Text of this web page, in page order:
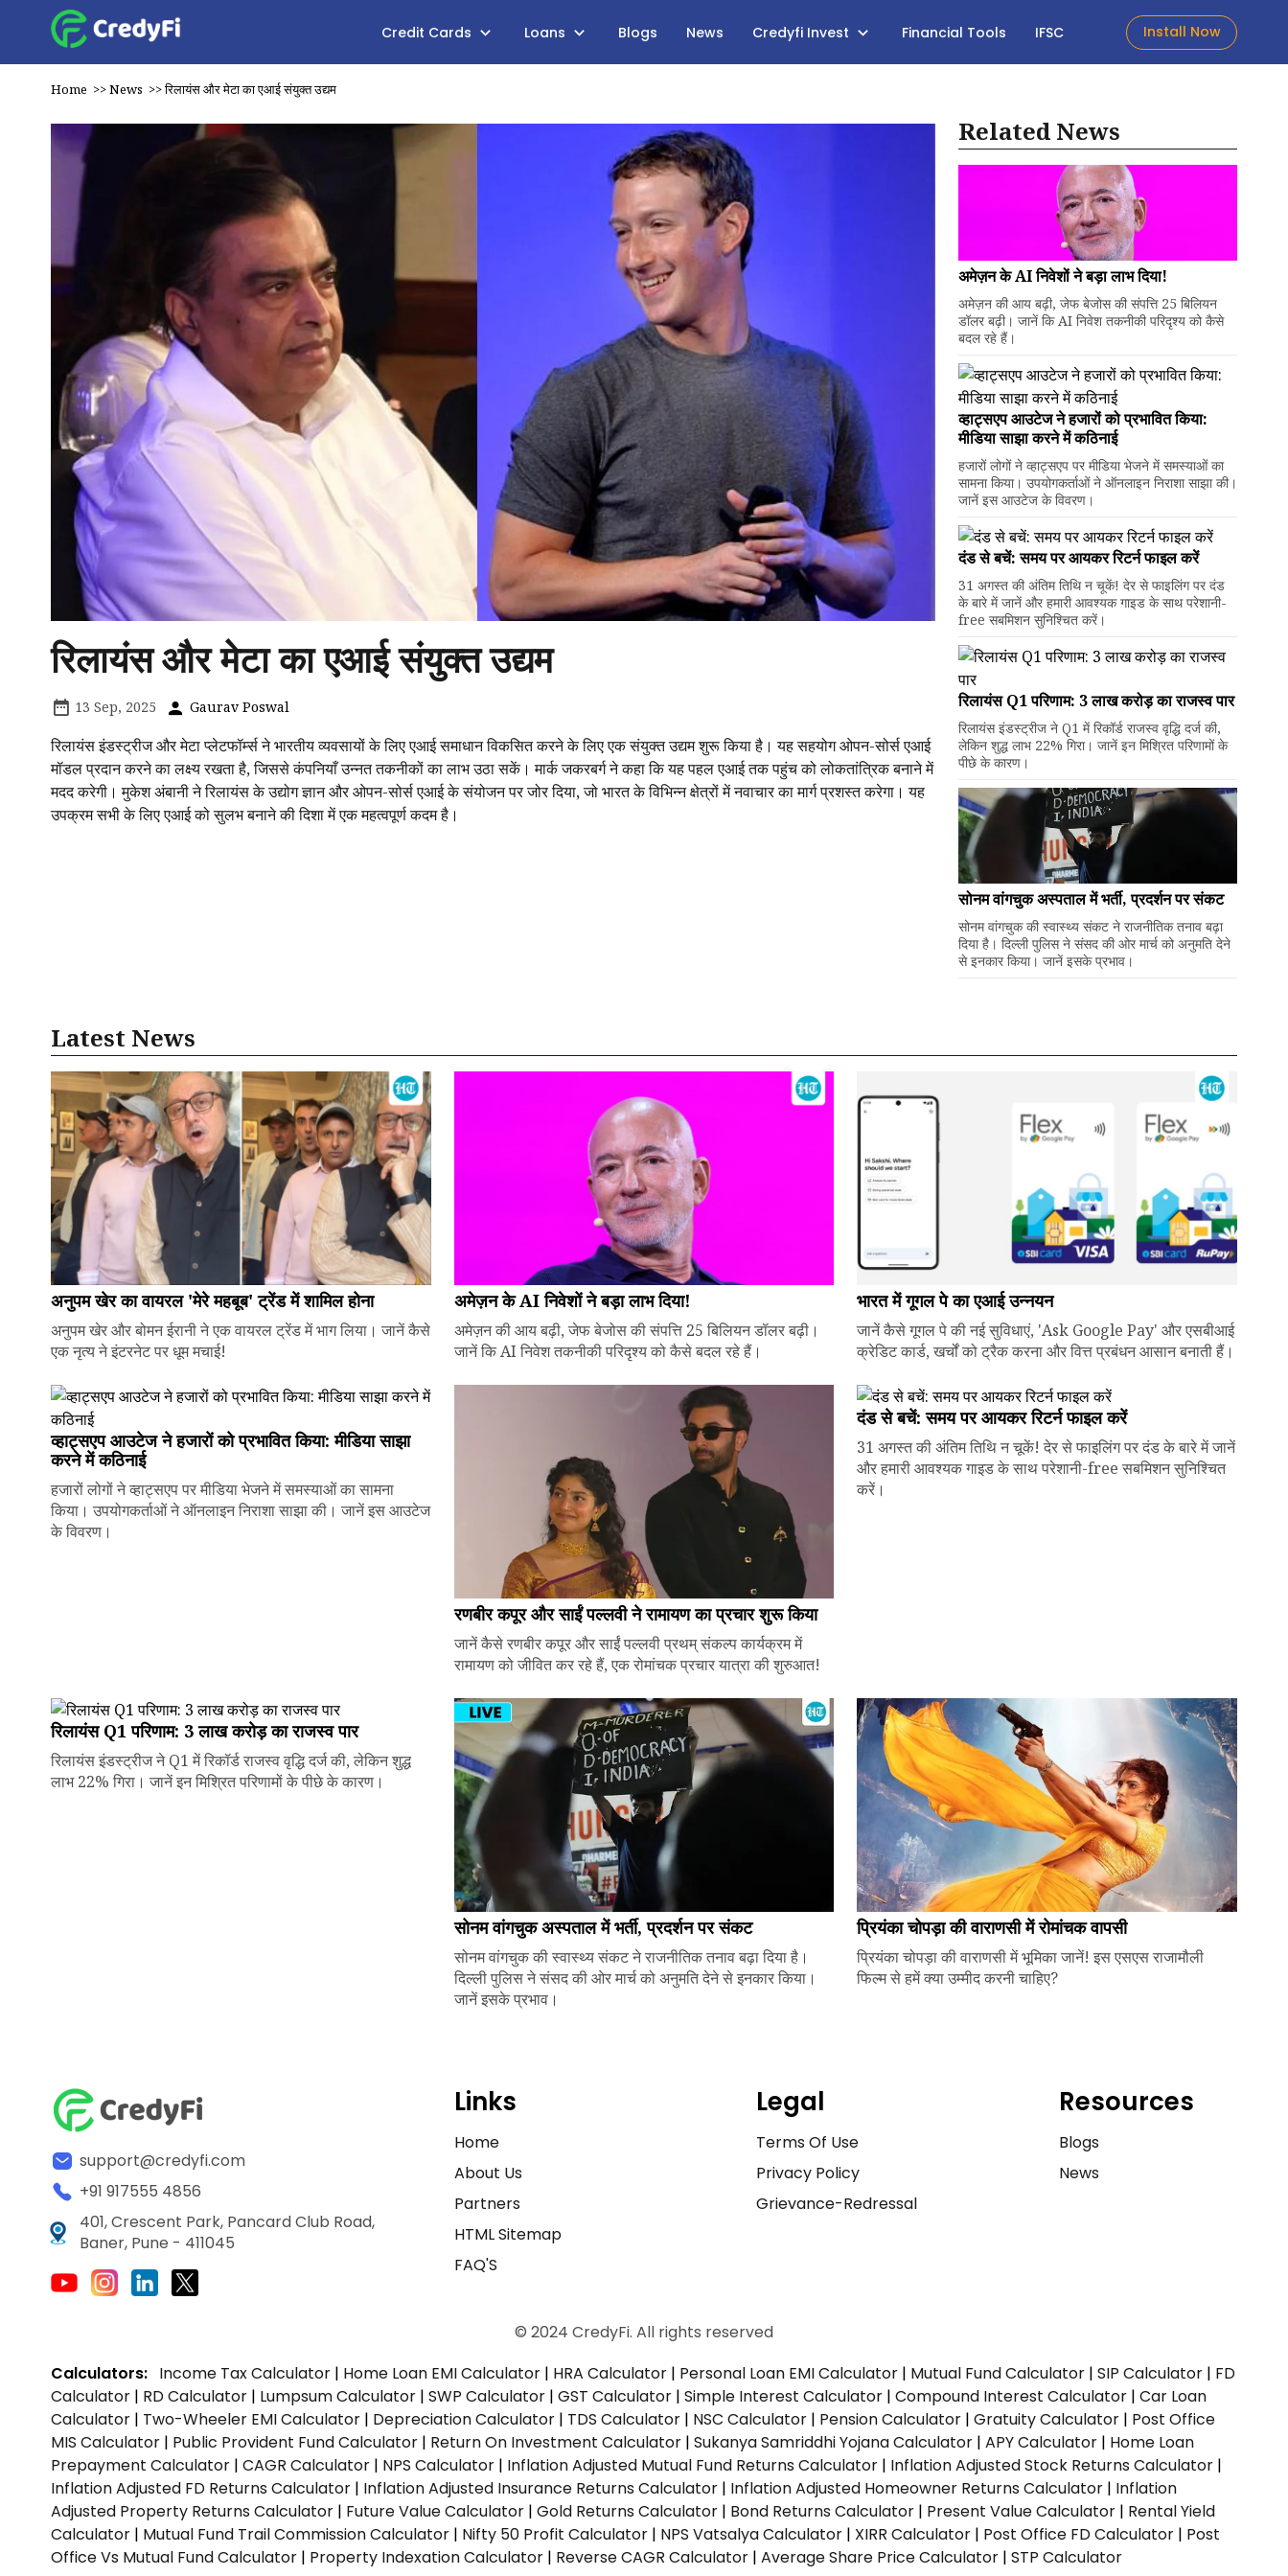
Credit Cards Loans Blogs News Credyfi Invest Financial Tools IFSC Install Now
Home >>News >>रिलायंस और मेटा का एआई संयुक्त उद्यम
रिलायंस और मेटा का एआई संयुक्त उद्यम
13 Sep, 2025 Gaurav Poswal
रिलायंस इंडस्ट्रीज और मेटा प्लेटफॉर्म्स ने भारतीय व्यवसायों के लिए एआई समाधान विकसित करने के लिए एक संयुक्त उद्यम शुरू किया है। यह सहयोग ओपन-सोर्स एआई
मॉडल प्रदान करने का लक्ष्य रखता है, जिससे कंपनियाँ उन्नत तकनीकों का लाभ उठा सकें। मार्क जकरबर्ग ने कहा कि यह पहल एआई तक पहुंच को लोकतांत्रिक बनाने में
मदद करेगी। मुकेश अंबानी ने रिलायंस के उद्योग ज्ञान और ओपन-सोर्स एआई के संयोजन पर जोर दिया, जो भारत के विभिन्न क्षेत्रों में नवाचार का मार्ग प्रशस्त करेगा। यह
उपक्रम सभी के लिए एआई को सुलभ बनाने की दिशा में एक महत्वपूर्ण कदम है।
Related News
अमेज़न के AI निवेशों ने बड़ा लाभ दिया!
अमेज़न की आय बढ़ी, जेफ बेजोस की संपत्ति 25 बिलियन
डॉलर बढ़ी। जानें कि AI निवेश तकनीकी परिदृश्य को कैसे
बदल रहे हैं।
व्हाट्सएप आउटेज ने हजारों को प्रभावित किया:
मीडिया साझा करने में कठिनाई
हजारों लोगों ने व्हाट्सएप पर मीडिया भेजने में समस्याओं का
सामना किया। उपयोगकर्ताओं ने ऑनलाइन निराशा साझा की।
जानें इस आउटेज के विवरण।
दंड से बचें: समय पर आयकर रिटर्न फाइल करें
31 अगस्त की अंतिम तिथि न चूकें! देर से फाइलिंग पर दंड
के बारे में जानें और हमारी आवश्यक गाइड के साथ परेशानी-
free सबमिशन सुनिश्चित करें।
रिलायंस Q1 परिणाम: ₹3 लाख करोड़ का राजस्व पार
रिलायंस इंडस्ट्रीज ने Q1 में रिकॉर्ड राजस्व वृद्धि दर्ज की,
लेकिन शुद्ध लाभ 22% गिरा। जानें इन मिश्रित परिणामों के
पीछे के कारण।
सोनम वांगचुक अस्पताल में भर्ती, प्रदर्शन पर संकट
सोनम वांगचुक की स्वास्थ्य संकट ने राजनीतिक तनाव बढ़ा
दिया है। दिल्ली पुलिस ने संसद की ओर मार्च को अनुमति देने
से इनकार किया। जानें इसके प्रभाव।
Latest News
अनुपम खेर का वायरल 'मेरे महबूब' ट्रेंड में शामिल होना
अनुपम खेर और बोमन ईरानी ने एक वायरल ट्रेंड में भाग लिया। जानें कैसे
एक नृत्य ने इंटरनेट पर धूम मचाई!
अमेज़न के AI निवेशों ने बड़ा लाभ दिया!
अमेज़न की आय बढ़ी, जेफ बेजोस की संपत्ति 25 बिलियन डॉलर बढ़ी।
जानें कि AI निवेश तकनीकी परिदृश्य को कैसे बदल रहे हैं।
भारत में गूगल पे का एआई उन्नयन
जानें कैसे गूगल पे की नई सुविधाएं, 'Ask Google Pay' और एसबीआई
क्रेडिट कार्ड, खर्चों को ट्रैक करना और वित्त प्रबंधन आसान बनाती हैं।
व्हाट्सएप आउटेज ने हजारों को प्रभावित किया: मीडिया साझा
करने में कठिनाई
हजारों लोगों ने व्हाट्सएप पर मीडिया भेजने में समस्याओं का सामना
किया। उपयोगकर्ताओं ने ऑनलाइन निराशा साझा की। जानें इस आउटेज
के विवरण।
रणबीर कपूर और साईं पल्लवी ने रामायण का प्रचार शुरू किया
जानें कैसे रणबीर कपूर और साईं पल्लवी प्रथम् संकल्प कार्यक्रम में
रामायण को जीवित कर रहे हैं, एक रोमांचक प्रचार यात्रा की शुरुआत!
दंड से बचें: समय पर आयकर रिटर्न फाइल करें
31 अगस्त की अंतिम तिथि न चूकें! देर से फाइलिंग पर दंड के बारे में जानें
और हमारी आवश्यक गाइड के साथ परेशानी-free सबमिशन सुनिश्चित
करें।
रिलायंस Q1 परिणाम: ₹3 लाख करोड़ का राजस्व पार
रिलायंस इंडस्ट्रीज ने Q1 में रिकॉर्ड राजस्व वृद्धि दर्ज की, लेकिन शुद्ध
लाभ 22% गिरा। जानें इन मिश्रित परिणामों के पीछे के कारण।
सोनम वांगचुक अस्पताल में भर्ती, प्रदर्शन पर संकट
सोनम वांगचुक की स्वास्थ्य संकट ने राजनीतिक तनाव बढ़ा दिया है।
दिल्ली पुलिस ने संसद की ओर मार्च को अनुमति देने से इनकार किया।
जानें इसके प्रभाव।
प्रियंका चोपड़ा की वाराणसी में रोमांचक वापसी
प्रियंका चोपड़ा की वाराणसी में भूमिका जानें! इस एसएस राजामौली
फिल्म से हमें क्या उम्मीद करनी चाहिए?
support@credyfi.com
+91 917555 4856
401, Crescent Park, Pancard Club Road,
Baner, Pune - 411045
Links
Home
About Us
Partners
HTML Sitemap
FAQ'S
Legal
Terms Of Use
Privacy Policy
Grievance-Redressal
Resources
Blogs
News
© 2024 CredyFi. All rights reserved
Calculators: Income Tax Calculator | Home Loan EMI Calculator | HRA Calculator | Personal Loan EMI Calculator | Mutual Fund Calculator | SIP Calculator | FD
Calculator | RD Calculator | Lumpsum Calculator | SWP Calculator | GST Calculator | Simple Interest Calculator | Compound Interest Calculator | Car Loan
Calculator | Two-Wheeler EMI Calculator | Depreciation Calculator | TDS Calculator | NSC Calculator | Pension Calculator | Gratuity Calculator | Post Office
MIS Calculator | Public Provident Fund Calculator | Return On Investment Calculator | Sukanya Samriddhi Yojana Calculator | APY Calculator | Home Loan
Prepayment Calculator | CAGR Calculator | NPS Calculator | Inflation Adjusted Mutual Fund Returns Calculator | Inflation Adjusted Stock Returns Calculator |
Inflation Adjusted FD Returns Calculator | Inflation Adjusted Insurance Returns Calculator | Inflation Adjusted Homeowner Returns Calculator | Inflation
Adjusted Property Returns Calculator | Future Value Calculator | Gold Returns Calculator | Bond Returns Calculator | Present Value Calculator | Rental Yield
Calculator | Mutual Fund Trail Commission Calculator | Nifty 50 Profit Calculator | NPS Vatsalya Calculator | XIRR Calculator | Post Office FD Calculator | Post
Office Vs Mutual Fund Calculator | Property Indexation Calculator | Reverse CAGR Calculator | Average Share Price Calculator | STP Calculator